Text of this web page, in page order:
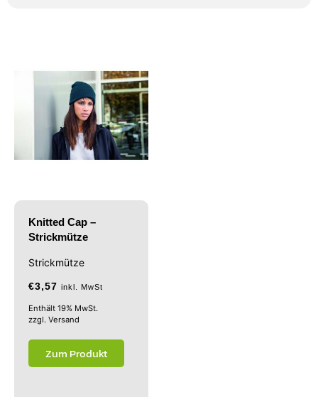
Knitted Cap –
Strickmütze
Strickmütze
€3,57 inkl. MwSt
Enthält 19% MwSt.
zzgl. Versand
Zum Produkt